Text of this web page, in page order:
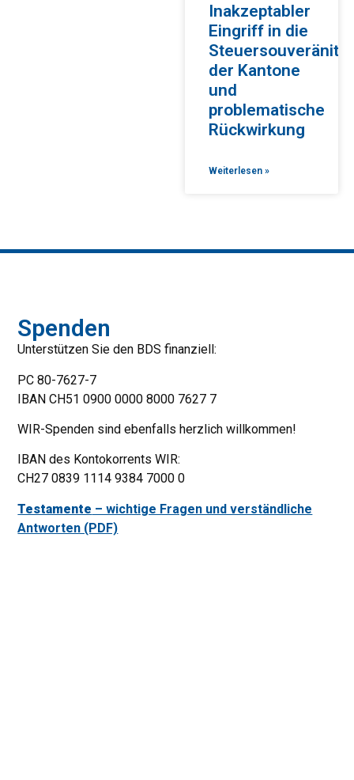
Inakzeptabler
Eingriff in die
Steuersouveränität
der Kantone
und
problematische
Rückwirkung
Weiterlesen »
Spenden
Unterstützen Sie den BDS finanziell:
PC 80-7627-7
IBAN CH51 0900 0000 8000 7627 7
WIR-Spenden sind ebenfalls herzlich willkommen!
IBAN des Kontokorrents WIR:
CH27 0839 1114 9384 7000 0
Testamente – wichtige Fragen und verständliche
Antworten (PDF)